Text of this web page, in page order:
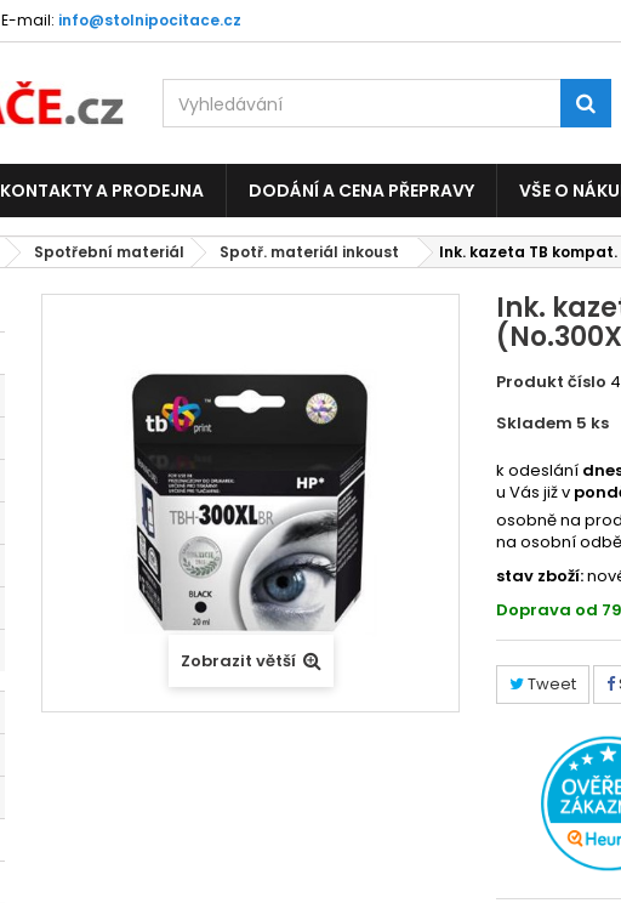
E-mail: info@stolnipocitace.cz
KONTAKTY A PRODEJNA DODÁNÍ A CENA PŘEPRAVY VŠE O
Spotřební materiál Spotř. materiál inkoust Ink. kazeta TB kompat.
Zobrazit větší
Ink.
Produkt číslo
Skladem 5 ks
k odeslání
u Vás již v
osobně na
na osobní
stav zboží:
Doprava od
Tweet